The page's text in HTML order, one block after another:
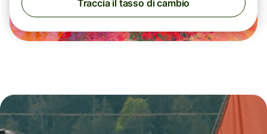
Traccia il tasso di cambio